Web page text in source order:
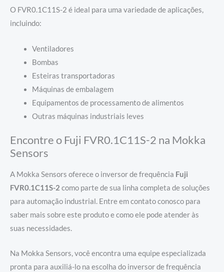
O FVR0.1C11S-2 é ideal para uma variedade de aplicações,
incluindo:
Ventiladores
Bombas
Esteiras transportadoras
Máquinas de embalagem
Equipamentos de processamento de alimentos
Outras máquinas industriais leves
Encontre o Fuji FVR0.1C11S-2 na Mokka
Sensors
A Mokka Sensors oferece o inversor de frequência Fuji
FVR0.1C11S-2 como parte de sua linha completa de soluções
para automação industrial. Entre em contato conosco para
saber mais sobre este produto e como ele pode atender às
suas necessidades.
Na Mokka Sensors, você encontra uma equipe especializada
pronta para auxiliá-lo na escolha do inversor de frequência